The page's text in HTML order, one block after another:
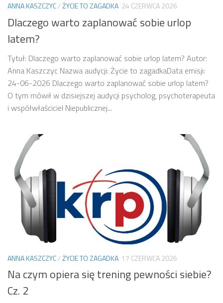
ANNA KASZCZYC/ŻYCIE TO ZAGADKA 24 CZERWCA 2026
Dlaczego warto zaplanować sobie urlop
latem?
Tytuł: Dlaczego warto zaplanować sobie urlop latem? Autor:
Anna Kaszczyc Nazwa audycji: Życie to zagadkaData emisji:
24-06-2026 Dlaczego warto zaplanować sobie urlop latem?
O tym mówił w dzisiejszej audycji psycholog, psychoterapeuta
i współwłaściciel Niepublicznej...
ANNA KASZCZYC/ŻYCIE TO ZAGADKA 17 CZERWCA 2026
Na czym opiera się trening pewności siebie?
Cz. 2